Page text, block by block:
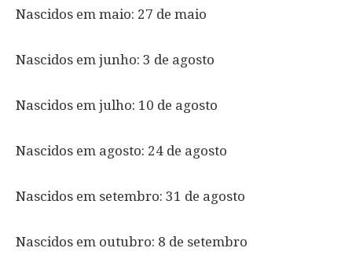
Nascidos em maio: 27 de maio
Nascidos em junho: 3 de agosto
Nascidos em julho: 10 de agosto
Nascidos em agosto: 24 de agosto
Nascidos em setembro: 31 de agosto
Nascidos em outubro: 8 de setembro